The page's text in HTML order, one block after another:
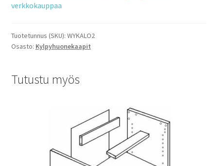
verkkokauppaa
Tuotetunnus (SKU): WYKALO2
Osasto: Kylpyhuonekaapit
Tutustu myös